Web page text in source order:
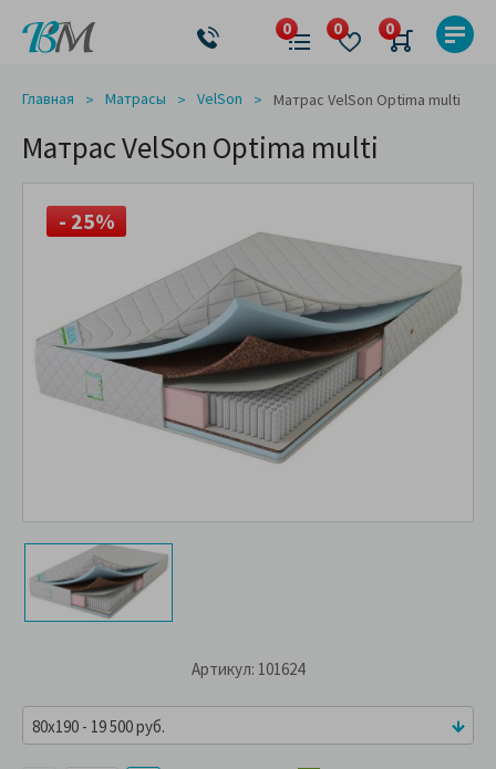
Главная Матрасы VelSon Матрас VelSon Optima multi
Матрас VelSon Optima multi
- 25%
Артикул: 101624
80x190 - 19 500 руб.